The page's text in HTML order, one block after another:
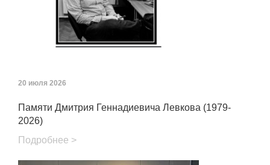
20 июля 2026
Памяти Дмитрия Геннадиевича Левкова (1979-
2026)
Подробнее >